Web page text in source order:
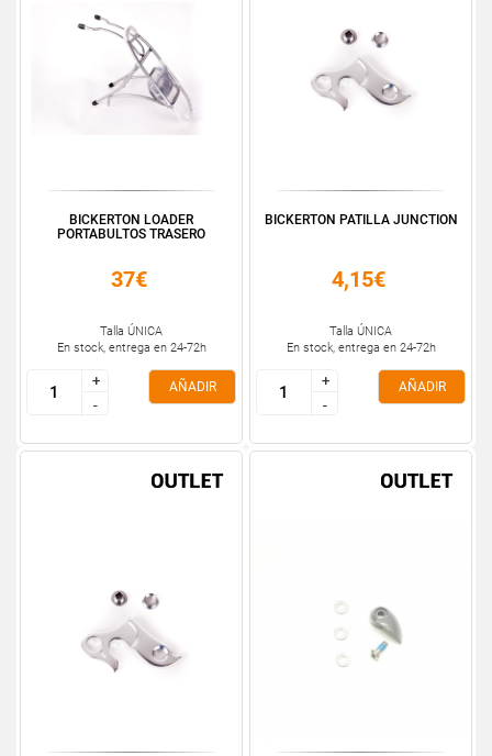
BICKERTON LOADER
PORTABULTOS TRASERO
37€
Talla ÚNICA
En stock, entrega en 24-72h
+
-
+
-
AÑADIR
BICKERTON PATILLA JUNCTION
4,15€
Talla ÚNICA
En stock, entrega en 24-72h
+
-
+
-
AÑADIR